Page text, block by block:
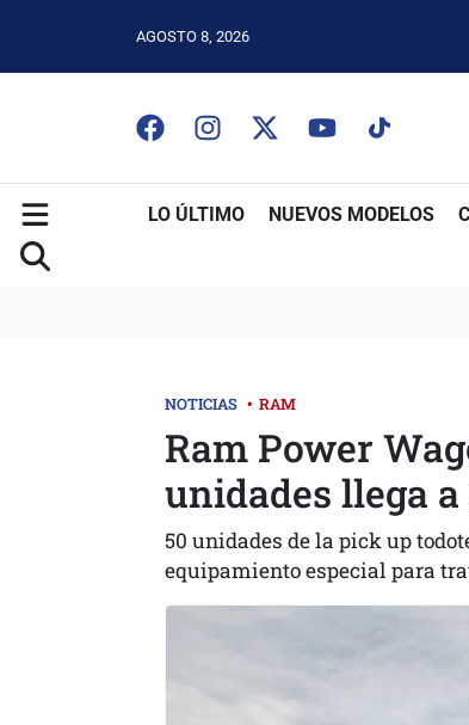
AGOSTO 8, 2026
LO ÚLTIMO NUEVOS MODELOS
NOTICIAS • RAM
Ram Power
unidades llega
50 unidades de la pick up
equipamiento especial para